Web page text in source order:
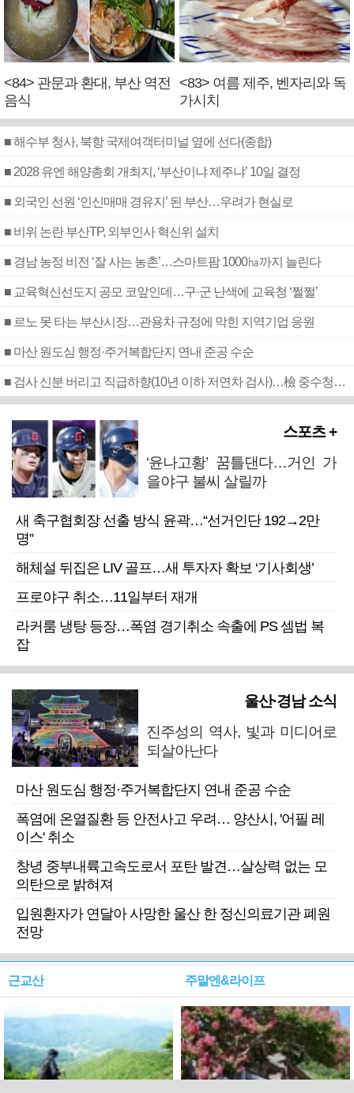
<84> 관문과 환대, 부산 역전
음식
<83> 여름 제주, 벤자리와 독
가시치
■ 해수부 청사, 북항 국제여객터미널 옆에 선다(종합)
■ 2028 유엔 해양총회 개최지, ‘부산이냐 제주냐’ 10일 결정
■ 외국인 선원 ‘인신매매 경유지’ 된 부산…우려가 현실로
■ 비위 논란 부산TP, 외부인사 혁신위 설치
■ 경남 농정 비전 ‘잘 사는 농촌’…스마트팜 1000㏊까지 늘린다
■ 교육혁신선도지 공모 코앞인데…구·군 난색에 교육청 ‘쩔쩔’
■ 르노 못 타는 부산시장…관용차 규정에 막힌 지역기업 응원
■ 마산 원도심 행정·주거복합단지 연내 준공 수순
■ 검사 신분 버리고 직급하향(10년 이하 저연차 검사)…檢 중수청행 기피
스포츠 +
‘윤나고황’ 꿈틀댄다…거인 가
을야구 불씨 살릴까
새 축구협회장 선출 방식 윤곽…“선거인단 192→2만
명”
해체설 뒤집은 LIV 골프…새 투자자 확보 ‘기사회생’
프로야구 취소…11일부터 재개
라커룸 냉탕 등장…폭염 경기취소 속출에 PS 셈법 복
잡
울산·경남 소식
진주성의 역사, 빛과 미디어로
되살아난다
마산 원도심 행정·주거복합단지 연내 준공 수순
폭염에 온열질환 등 안전사고 우려… 양산시, '어필 레
이스' 취소
창녕 중부내륙고속도로서 포탄 발견…살상력 없는 모
의탄으로 밝혀져
입원환자가 연달아 사망한 울산 한 정신의료기관 폐원
전망
근교산 주말엔&라이프